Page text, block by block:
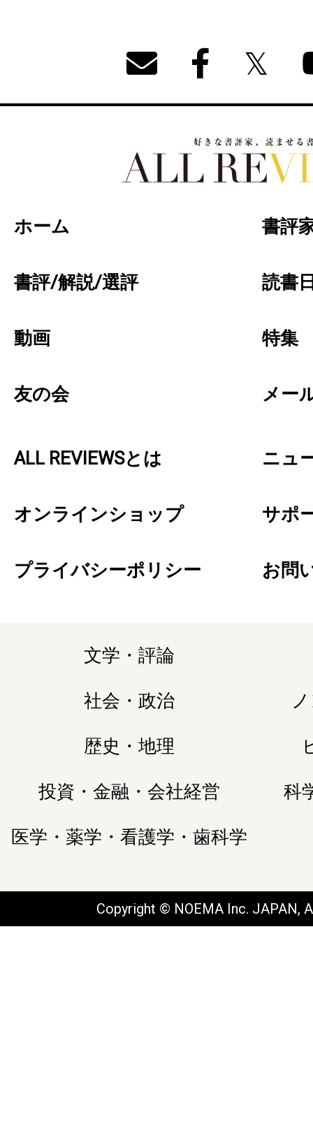
ホーム 書評
書評/解説/選評 読書
動画 特集
友の会 メー
ALL REVIEWSとは ニュ
オンラインショップ サポ
プライバシーポリシー お問
文学・評論
社会・政治
歴史・地理
投資・金融・会社経営 科
医学・薬学・看護学・歯科学
Copyright © NOEMA Inc. JAPAN,